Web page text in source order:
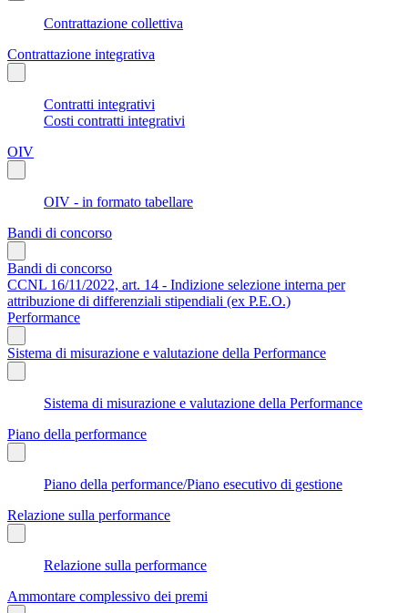
Contrattazione collettiva
Contrattazione integrativa
Contratti integrativi
Costi contratti integrativi
OIV
OIV - in formato tabellare
Bandi di concorso
Bandi di concorso
CCNL 16/11/2022, art. 14 - Indizione selezione interna per
attribuzione di differenziali stipendiali (ex P.E.O.)
Performance
Sistema di misurazione e valutazione della Performance
Sistema di misurazione e valutazione della Performance
Piano della performance
Piano della performance/Piano esecutivo di gestione
Relazione sulla performance
Relazione sulla performance
Ammontare complessivo dei premi